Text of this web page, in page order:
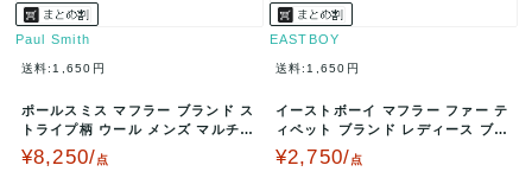
Paul Smith
送料:1,650円
ポールスミス マフラー ブランド ス
トライプ柄 ウール メンズ マルチカ
ラー Paul Smith …
¥8,250/点
EASTBOY
送料:1,650円
イーストボーイ マフラー ファー テ
ィペット ブランド レディース ブラ
ウン EASTBOY 【中古…
¥2,750/点